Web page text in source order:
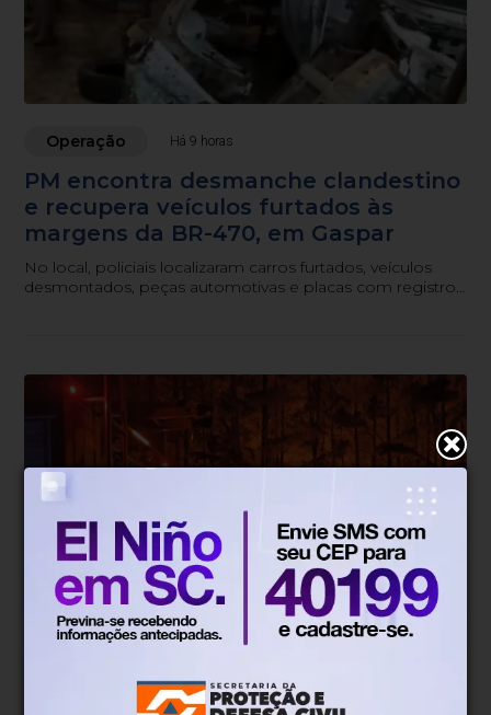
Operação Há 9 horas
PM encontra desmanche clandestino
e recupera veículos furtados às
margens da BR-470, em Gaspar
No local, policiais localizaram carros furtados, veículos
desmontados, peças automotivas e placas com registro
Incêndio Há 10 horas
Incêndio de grandes proporções
destrói empresa de produção de
pellets em Benedito Novo